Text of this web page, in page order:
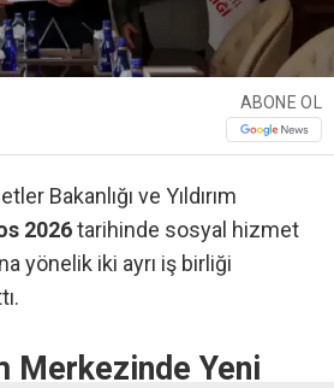
ABONE OL
Bakanlığı ve Yıldırım
2026tarihinde sosyal hizmet
yönelik iki ayrı iş birliği
Merkezinde Yeni